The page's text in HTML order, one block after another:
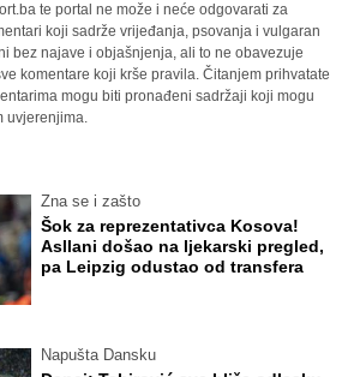
te portal ne može i neće odgovarati za
koji sadrže vrijeđanja, psovanja i vulgaran
bez najave i objašnjenja, ali to ne obavezuje
komentare koji krše pravila. Čitanjem prihvatate
mogu biti pronađeni sadržaji koji mogu
uvjerenjima.
Zna se i zašto
Šok za reprezentativca Kosova!
Asllani došao na ljekarski pregled,
pa Leipzig odustao od transfera
Napušta Dansku